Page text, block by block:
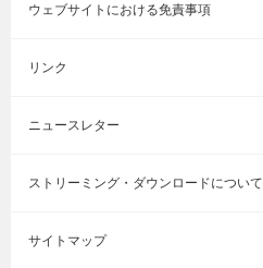
ウェブサイトにおける免責事項
リンク
ニュースレター
ストリーミング・ダウンロードについて
サイトマップ